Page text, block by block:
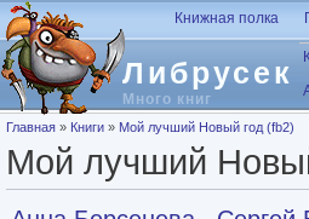
Перейти к основному содержанию
Либрусек
Много книг
Книжная полка
Вы здесь
Главная » Книги » Мой лучший Новый год (fb2)
Мой лучший